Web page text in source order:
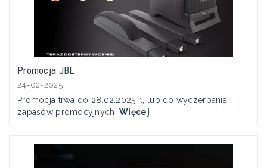
Promocja JBL
24-02-2025
Promocja trwa do 28.02.2025 r., lub do wyczerpania
zapasów promocyjnych.Więcej